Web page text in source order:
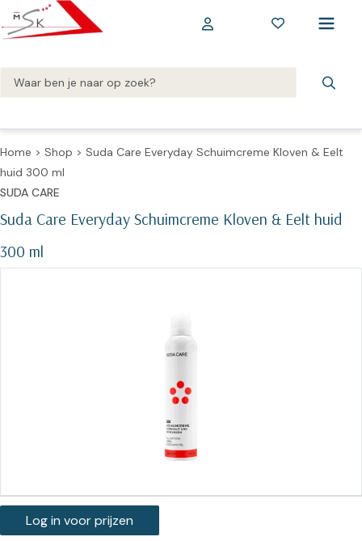
Home > Shop > Suda Care Everyday Schuimcreme Kloven & Eelt
huid 300 ml
Suda Care Everyday Schuimcreme Kloven & Eelt huid
300 ml
SUDA CARE
Log in voor prijzen